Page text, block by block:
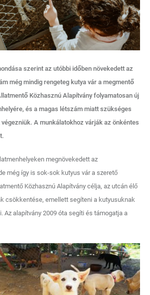
szerint az utóbbi időben növekedett az
még mindig rengeteg kutya vár a megmentő
Közhasznú Alapítvány folyamatosan új
és a magas létszám miatt szükséges
A munkálatokhoz várják az önkéntes
megnövekedett az
még így is sok-sok kutyus vár a szerető
Közhasznú Alapítvány célja, az utcán élő
csökkentése, emellett segíteni a kutyusuknak
Az alapítvány 2009 óta segíti és támogatja a